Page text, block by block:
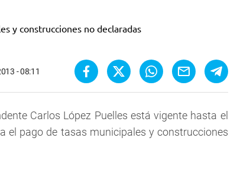
- 08:11
Carlos López Puelles está vigente hasta el
el pago de tasas municipales y construcciones